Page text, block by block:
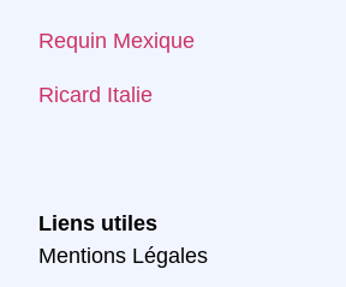
Requin Mexique
Ricard Italie
Liens utiles
Mentions Légales